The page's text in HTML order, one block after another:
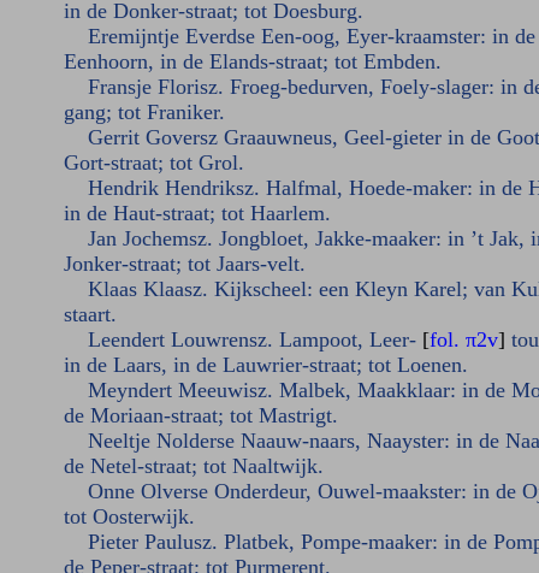
in de Donker-straat; tot Doesburg.
Eremijntje Everdse Een-oog, Eyer-kraamster: in de
Eenhoorn, in de Elands-straat; tot Embden.
Fransje Florisz. Froeg-bedurven, Foely-slager: in
gang; tot Franiker.
Gerrit Goversz Graauwneus, Geel-gieter in de
Gort-straat; tot Grol.
Hendrik Hendriksz. Halfmal, Hoede-maker: in de
in de Haut-straat; tot Haarlem.
Jan Jochemsz. Jongbloet, Jakke-maaker: in ’t Jak,
Jonker-straat; tot Jaars-velt.
Klaas Klaasz. Kijkscheel: een Kleyn Karel; van
staart.
Leendert Louwrensz. Lampoot, Leer- [fol. π2v]
in de Laars, in de Lauwrier-straat; tot Loenen.
Meyndert Meeuwisz. Malbek, Maakklaar: in de
de Moriaan-straat; tot Mastrigt.
Neeltje Nolderse Naauw-naars, Naayster: in de
de Netel-straat; tot Naaltwijk.
Onne Olverse Onderdeur, Ouwel-maakster: in de
tot Oosterwijk.
Pieter Paulusz. Platbek, Pompe-maaker: in de
de Peper-straat; tot Purmerent.